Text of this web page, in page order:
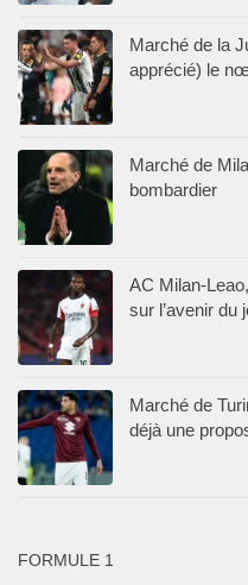
Marché de la
apprécié) le
Marché de
bombardier
AC Milan-
sur l’avenir du
Marché de
déjà une
FORMULE 1